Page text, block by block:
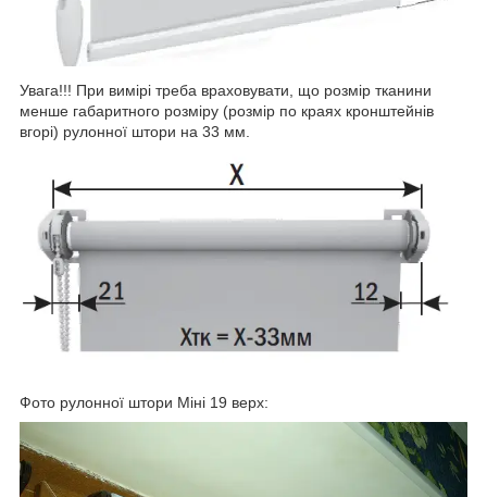
Увага!!! При вимірі треба враховувати, що розмір тканини
менше габаритного розміру (розмір по краях кронштейнів
вгорі) рулонної штори на 33 мм.
Фото рулонної штори Міні 19 верх: